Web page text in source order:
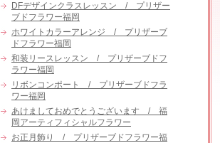
DFデザインクラスレッスン / プリザー
ブドフラワー福岡
ホワイトカラーアレンジ / プリザーブ
ドフラワー福岡
和装リースレッスン / プリザーブドフ
ラワー福岡
リボンコンポート / プリザーブドフラ
ワー福岡
あけましておめでとうございます / 福
岡アーティフィシャルフラワー
お正月飾り / プリザーブドフラワー福